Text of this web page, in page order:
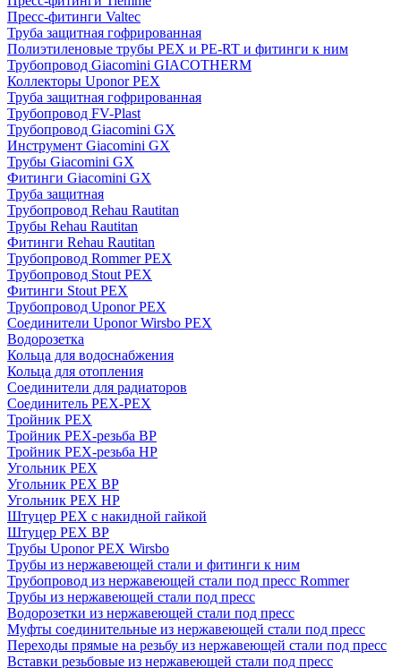
Пресс-фитинги Valtec
Труба защитная гофрированная
Полиэтиленовые трубы PEX и PE-RT и фитинги к ним
Трубопровод Giacomini GIACOTHERM
Коллекторы Uponor PEX
Труба защитная гофрированная
Трубопровод FV-Plast
Трубопровод Giacomini GX
Инструмент Giacomini GX
Трубы Giacomini GX
Фитинги Giacomini GX
Труба защитная
Трубопровод Rehau Rautitan
Трубы Rehau Rautitan
Фитинги Rehau Rautitan
Трубопровод Rommer PEX
Трубопровод Stout PEX
Фитинги Stout PEX
Трубопровод Uponor PEX
Соединители Uponor Wirsbo PEX
Водорозетка
Кольца для водоснабжения
Кольца для отопления
Соединители для радиаторов
Соединитель PEX-PEX
Тройник PEX
Тройник PEX-резьба ВР
Тройник PEX-резьба НР
Угольник PEX
Угольник PEX ВР
Угольник PEX НР
Штуцер PEX c накидной гайкой
Штуцер PEX ВР
Трубы Uponor PEX Wirsbo
Трубы из нержавеющей стали и фитинги к ним
Трубопровод из нержавеющей стали под пресс Rommer
Трубы из нержавеющей стали под пресс
Водорозетки из нержавеющей стали под пресс
Муфты соединительные из нержавеющей стали под пресс
Переходы прямые на резьбу из нержавеющей стали под пресс
Вставки резьбовые из нержавеющей стали под пресс